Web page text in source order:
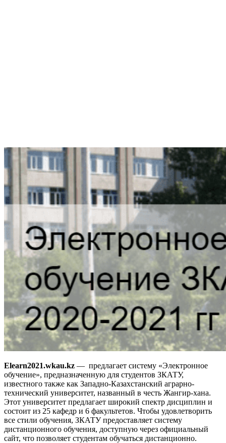
Elearn2021.wkau.kz — предлагает систему «Электронное
обучение», предназначенную для студентов ЗКАТУ,
известного также как Западно-Казахстанский аграрно-
технический университет, названный в честь Жангир-хана.
Этот университет предлагает широкий спектр дисциплин и
состоит из 25 кафедр и 6 факультетов. Чтобы удовлетворить
все стили обучения, ЗКАТУ предоставляет систему
дистанционного обучения, доступную через официальный
сайт, что позволяет студентам обучаться дистанционно.